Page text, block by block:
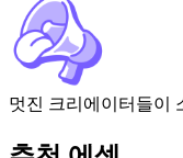
멋진 크리에이터들이